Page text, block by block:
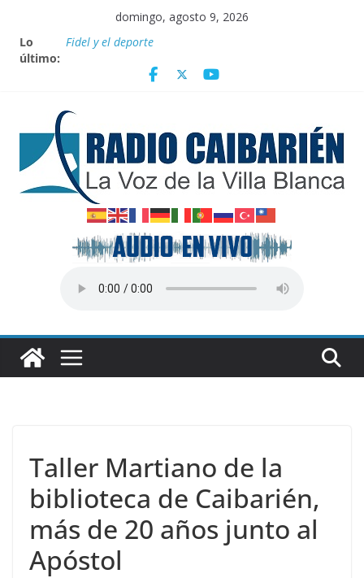
contenido
domingo, agosto 9, 2026
Lo
último:
Fidel y el deporte
Vanguardia por 3 años consecutivos
renovables en Cuba
Nota oficial del Gobierno Provincial de Villa Clara
Taller Martiano de la
biblioteca de Caibarién,
más de 20 años junto al
Apóstol